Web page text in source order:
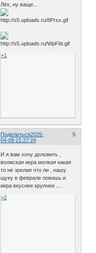
Лёх, ну ваще...
+1
Поделиться 5
2025-
04-09 21:27:24
И я вам хочу доложить ,
волжская икра мелкая какая
то не зрелая что ли , нашу
щуку в феврале ловишь и
икра вкуснее крупнее ....
+2